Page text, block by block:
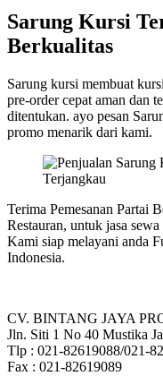
Sarung Kursi
Berkualitas
Sarung kursi membuat
pre-order cepat aman dan
ditentukan. ayo pesan
promo menarik dari kami.
Terima Pemesanan Partai
Restauran, untuk jasa
Kami siap melayani anda
Indonesia.
CV. BINTANG JAYA
Jln. Siti 1 No 40 Mustika
Tlp : 021-82619088/021-
Fax : 021-82619089